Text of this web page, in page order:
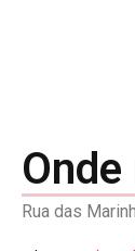
Rua das